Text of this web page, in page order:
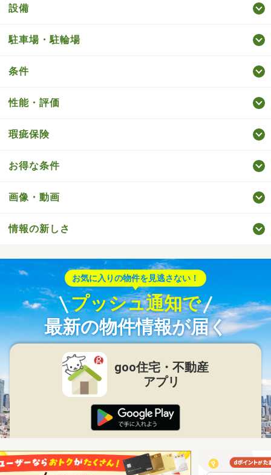
設備
駐車場・駐輪場
条件
性能・評価
瑕疵保険
お得な条件
画像・動画
情報の新しさ
お気に入りの物件を見逃さない！
プッシュ通知で
最新の物件情報が届く
goo住宅・不動産
アプリ